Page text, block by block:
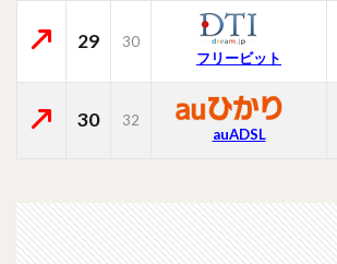
29
30
フリービット
30
32
auADSL